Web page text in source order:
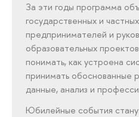
За эти годы программа
государственных и
предпринимателей и
образовательных
понимать, как устроена
принимать обоснованные
данные, анализ и
Юбилейные события